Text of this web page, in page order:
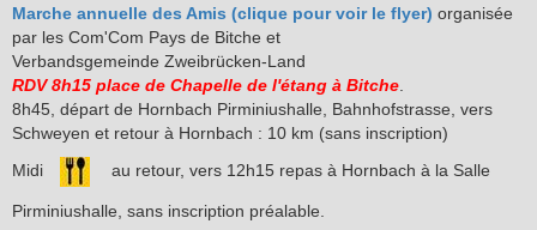
Marche annuelle des Amis (clique pour voir le flyer) organisée
par les Com'Com Pays de Bitche et
Verbandsgemeinde Zweibrücken-Land
RDV 8h15 place de Chapelle de l'étang à Bitche.
8h45, départ de Hornbach Pirminiushalle, Bahnhofstrasse, vers
Schweyen et retour à Hornbach : 10 km (sans inscription)
Midi
au retour, vers 12h15 repas à Hornbach à la Salle
Pirminiushalle, sans inscription préalable.